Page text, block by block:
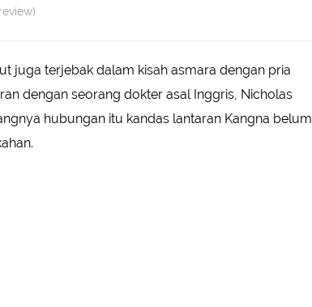
juga terjebak dalam kisah asmara dengan pria
dengan seorang dokter asal Inggris, Nicholas
hubungan itu kandas lantaran Kangna belum